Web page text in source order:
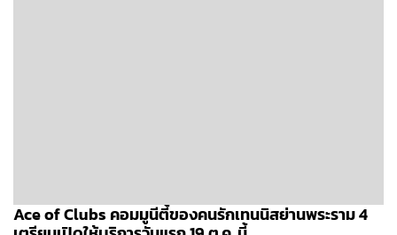
Ace of Clubs คอมมูนีตี้ของคนรักเทนนิสย่านพระราม 4